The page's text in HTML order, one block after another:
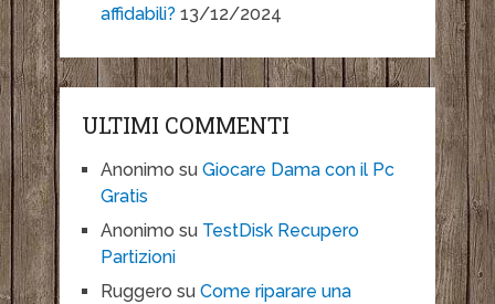
affidabili? 13/12/2024
ULTIMI COMMENTI
Anonimo su Giocare Dama con il Pc
Gratis
Anonimo su TestDisk Recupero
Partizioni
Ruggero su Come riparare una